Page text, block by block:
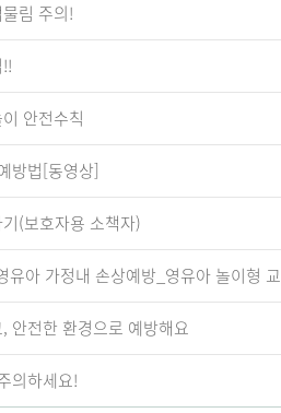
림 주의!
안전수칙
방법[동영상]
(보호자용 소책자)
유아 가정내 손상예방_영유아 놀이형
안전한 환경으로 예방해요
의하세요!